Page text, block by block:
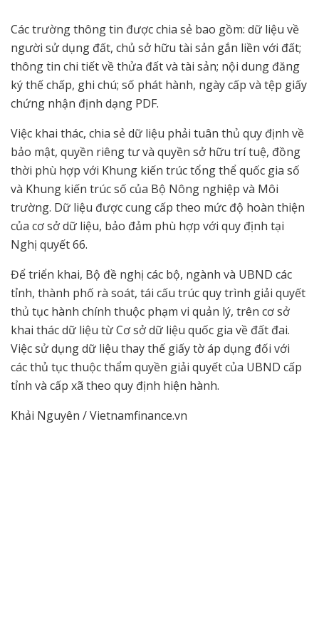
Các trường thông tin được chia sẻ bao gồm: dữ liệu về
người sử dụng đất, chủ sở hữu tài sản gắn liền với đất;
thông tin chi tiết về thửa đất và tài sản; nội dung đăng
ký thế chấp, ghi chú; số phát hành, ngày cấp và tệp giấy
chứng nhận định dạng PDF.
Việc khai thác, chia sẻ dữ liệu phải tuân thủ quy định về
bảo mật, quyền riêng tư và quyền sở hữu trí tuệ, đồng
thời phù hợp với Khung kiến trúc tổng thể quốc gia số
và Khung kiến trúc số của Bộ Nông nghiệp và Môi
trường. Dữ liệu được cung cấp theo mức độ hoàn thiện
của cơ sở dữ liệu, bảo đảm phù hợp với quy định tại
Nghị quyết 66.
Để triển khai, Bộ đề nghị các bộ, ngành và UBND các
tỉnh, thành phố rà soát, tái cấu trúc quy trình giải quyết
thủ tục hành chính thuộc phạm vi quản lý, trên cơ sở
khai thác dữ liệu từ Cơ sở dữ liệu quốc gia về đất đai.
Việc sử dụng dữ liệu thay thế giấy tờ áp dụng đối với
các thủ tục thuộc thẩm quyền giải quyết của UBND cấp
tỉnh và cấp xã theo quy định hiện hành.
Khải Nguyên / Vietnamfinance.vn